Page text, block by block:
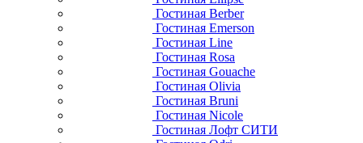
Гостиная Berber
Гостиная Emerson
Гостиная Line
Гостиная Rosa
Гостиная Gouache
Гостиная Olivia
Гостиная Bruni
Гостиная Nicole
Гостиная Лофт СИТИ